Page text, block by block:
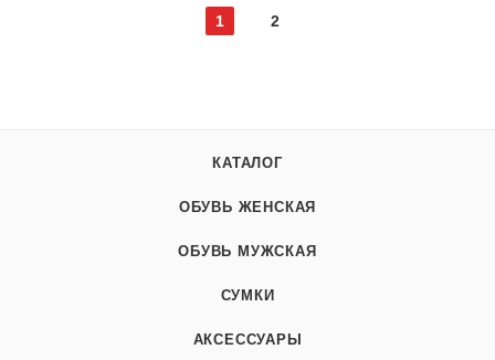
1 2
КАТАЛОГ
ОБУВЬ ЖЕНСКАЯ
ОБУВЬ МУЖСКАЯ
СУМКИ
АКСЕССУАРЫ